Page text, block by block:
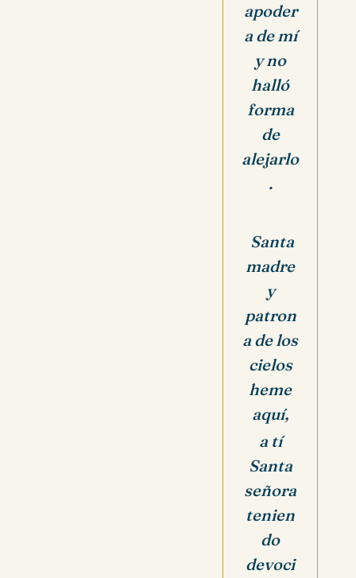
apoder
a de mí
y no
halló
forma
de
alejarlo
.
Santa
madre
y
patron
a de los
cielos
heme
aquí,
a tí
Santa
señora
tenien
do
devoci